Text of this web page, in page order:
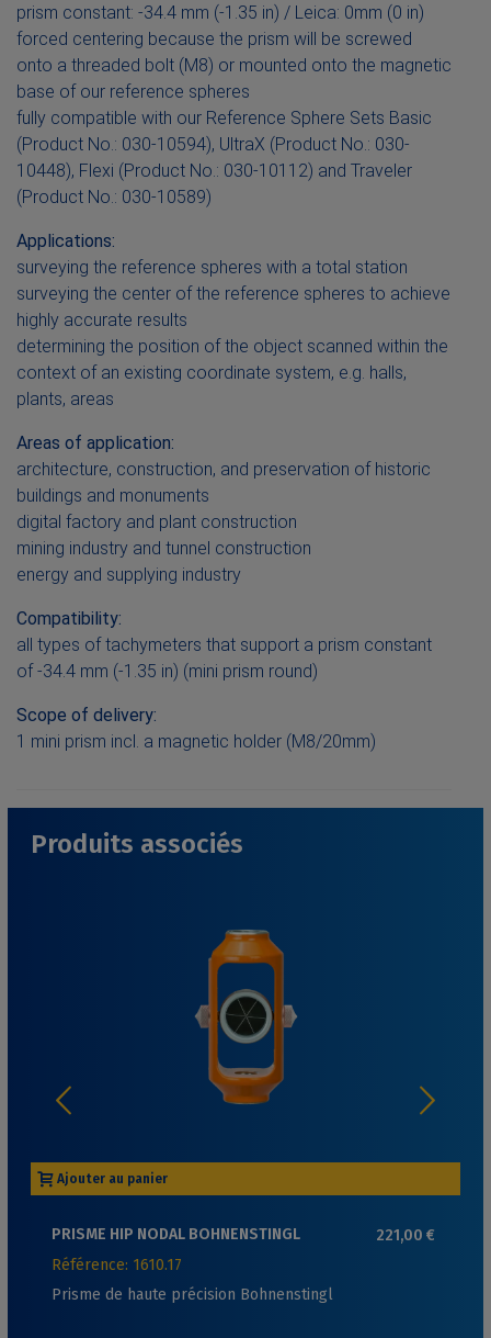
prism constant: -34.4 mm (-1.35 in) / Leica: 0mm (0 in)
forced centering because the prism will be screwed
onto a threaded bolt (M8) or mounted onto the magnetic
base of our reference spheres
fully compatible with our Reference Sphere Sets Basic
(Product No.: 030-10594), UltraX (Product No.: 030-
10448), Flexi (Product No.: 030-10112) and Traveler
(Product No.: 030-10589)
Applications:
surveying the reference spheres with a total station
surveying the center of the reference spheres to achieve
highly accurate results
determining the position of the object scanned within the
context of an existing coordinate system, e.g. halls,
plants, areas
Areas of application:
architecture, construction, and preservation of historic
buildings and monuments
digital factory and plant construction
mining industry and tunnel construction
energy and supplying industry
Compatibility:
all types of tachymeters that support a prism constant
of -34.4 mm (-1.35 in) (mini prism round)
Scope of delivery:
1 mini prism incl. a magnetic holder (M8/20mm)
Produits associés
Ajouter au panier
PRISME HIP NODAL BOHNENSTINGL 221,00 €
Référence: 1610.17
Prisme de haute précision Bohnenstingl